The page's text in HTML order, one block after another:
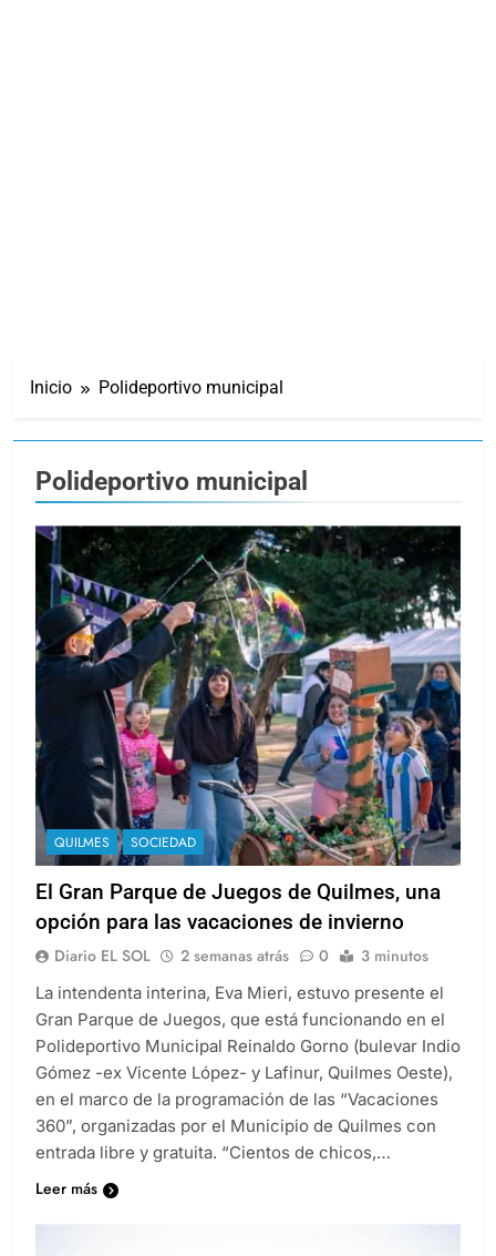
Inicio Polideportivo municipal
Polideportivo municipal
QUILMES SOCIEDAD
El Gran Parque de Juegos de Quilmes, una
opción para las vacaciones de invierno
Diario EL SOL 2 semanas atrás 0 3 minutos
La intendenta interina, Eva Mieri, estuvo presente el
Gran Parque de Juegos, que está funcionando en el
Polideportivo Municipal Reinaldo Gorno (bulevar Indio
Gómez -ex Vicente López- y Lafinur, Quilmes Oeste),
en el marco de la programación de las “Vacaciones
360”, organizadas por el Municipio de Quilmes con
entrada libre y gratuita. “Cientos de chicos,…
Leer más